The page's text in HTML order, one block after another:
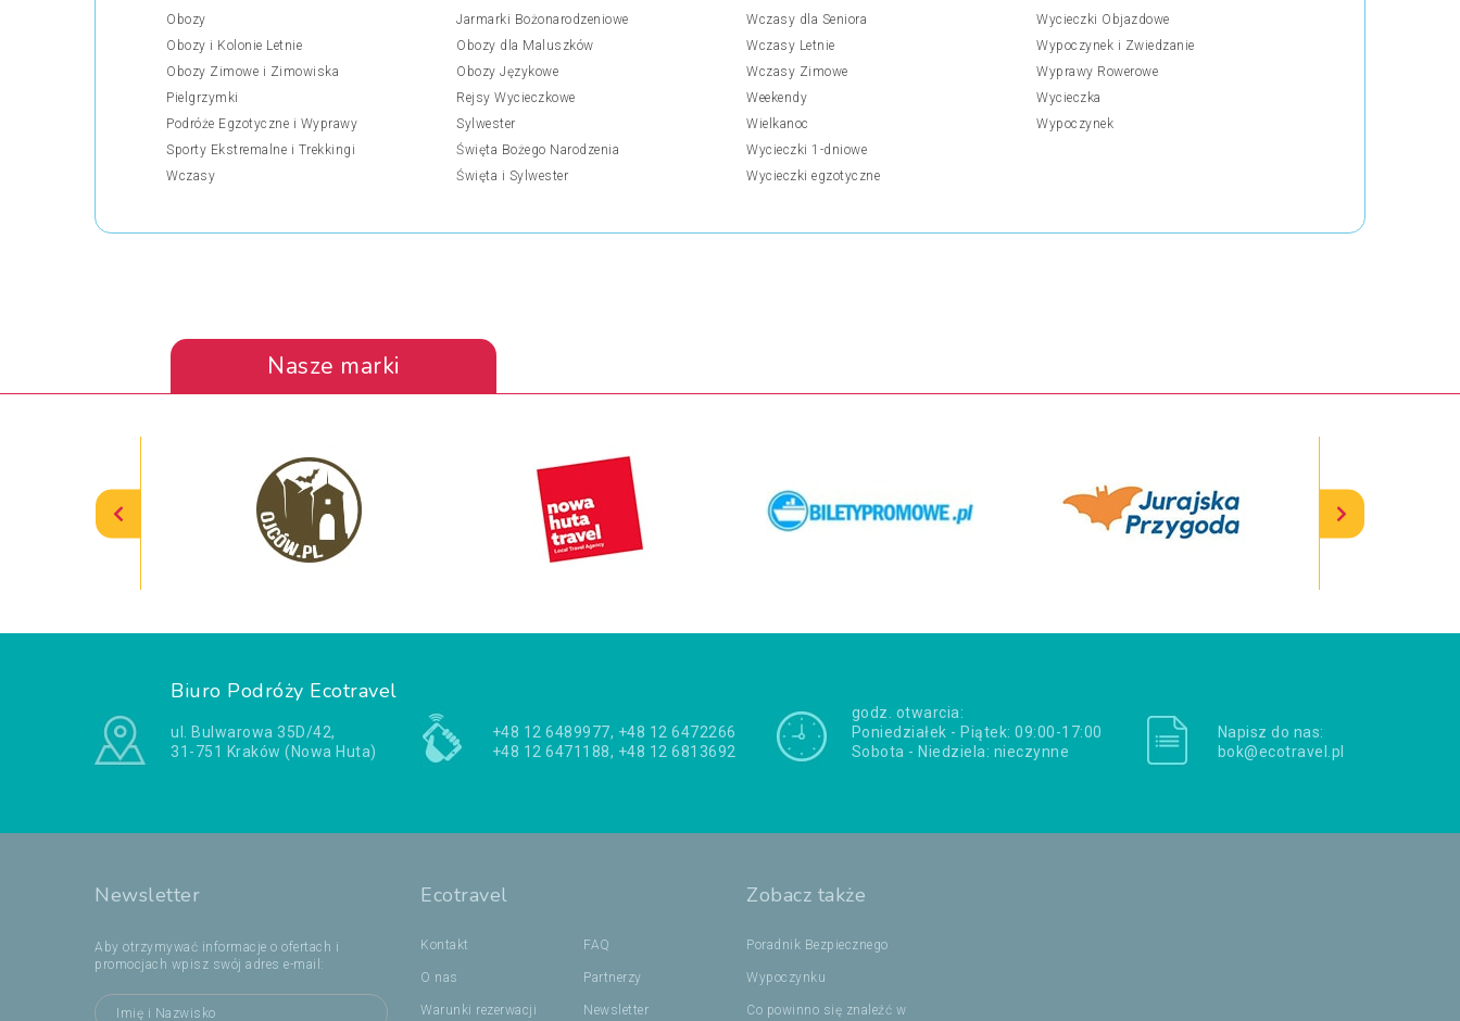
Obozy
Obozy i Kolonie Letnie
Obozy Zimowe i Zimowiska
Pielgrzymki
Podróże Egzotyczne i Wyprawy
Sporty Ekstremalne i Trekkingi
Wczasy
Jarmarki Bożonarodzeniowe
Obozy dla Maluszków
Obozy Językowe
Rejsy Wycieczkowe
Sylwester
Święta Bożego Narodzenia
Święta i Sylwester
Wczasy dla Seniora
Wczasy Letnie
Wczasy Zimowe
Weekendy
Wielkanoc
Wycieczki 1-dniowe
Wycieczki egzotyczne
Wycieczki Objazdowe
Wypoczynek i Zwiedzanie
Wyprawy Rowerowe
Wycieczka
Wypoczynek
Nasze marki
Biuro Podróży Ecotravel
ul. Bulwarowa 35D/42,
31-751 Kraków (Nowa Huta)
+48 12 6489977, +48 12 6472266
+48 12 6471188, +48 12 6813692
godz. otwarcia:
Poniedziałek - Piątek: 09:00-17:00
Sobota - Niedziela: nieczynne
Napisz do nas:
bok@ecotravel.pl
Newsletter
Aby otrzymywać informacje o ofertach i
promocjach wpisz swój adres e-mail:
Ecotravel
Kontakt
O nas
Warunki rezerwacji
FAQ
Partnerzy
Newsletter
Zobacz także
Poradnik Bezpiecznego
Wypoczynku
Co powinno się znaleźć w